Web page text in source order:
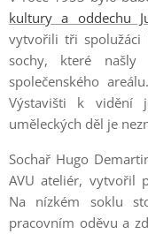
kultury a oddechu
vytvořili tři spolužáci
sochy, které
společenského
Výstavišti k vidění
uměleckých děl je
Sochař Hugo
AVU ateliér, vytvořil
Na nízkém soklu
pracovním oděvu a